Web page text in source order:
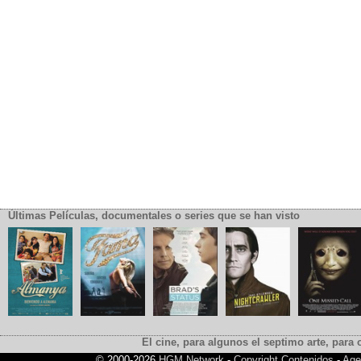
Últimas Películas, documentales o series que se han visto
El cine, para algunos el septimo arte,